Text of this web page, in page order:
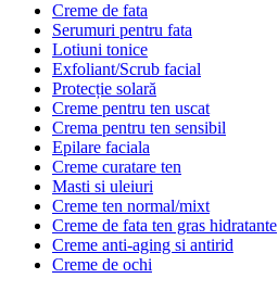
Creme de fata
Serumuri pentru fata
Lotiuni tonice
Exfoliant/Scrub facial
Protecție solară
Creme pentru ten uscat
Crema pentru ten sensibil
Epilare faciala
Creme curatare ten
Masti si uleiuri
Creme ten normal/mixt
Creme de fata ten gras hidratante
Creme anti-aging si antirid
Creme de ochi